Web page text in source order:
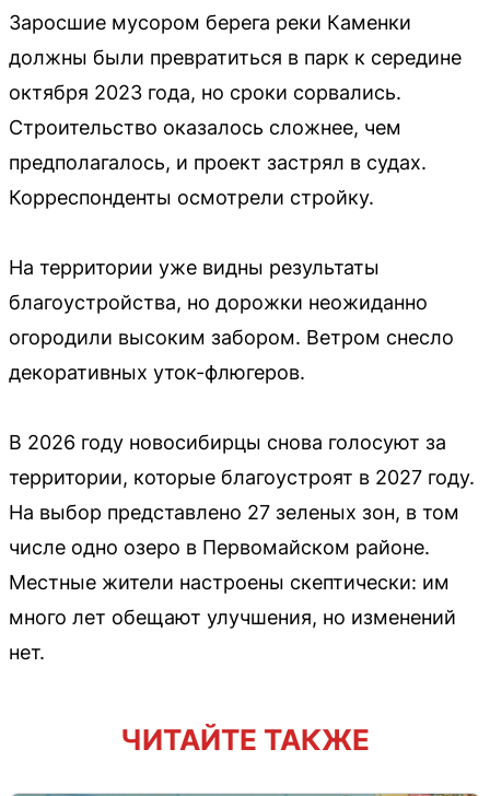
Заросшие мусором берега реки Каменки
должны были превратиться в парк к середине
октября 2023 года, но сроки сорвались.
Строительство оказалось сложнее, чем
предполагалось, и проект застрял в судах.
Корреспонденты осмотрели стройку.
На территории уже видны результаты
благоустройства, но дорожки неожиданно
огородили высоким забором. Ветром снесло
декоративных уток-флюгеров.
В 2026 году новосибирцы снова голосуют за
территории, которые благоустроят в 2027 году.
На выбор представлено 27 зеленых зон, в том
числе одно озеро в Первомайском районе.
Местные жители настроены скептически: им
много лет обещают улучшения, но изменений
нет.
ЧИТАЙТЕ ТАКЖЕ